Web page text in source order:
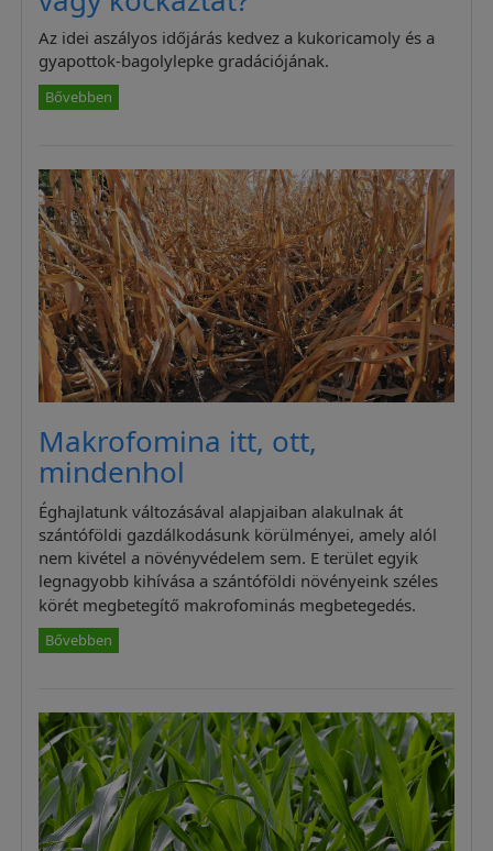
Az idei aszályos időjárás kedvez a kukoricamoly és a
gyapottok-bagolylepke gradációjának.
Bővebben
Makrofomina itt, ott,
mindenhol
Éghajlatunk változásával alapjaiban alakulnak át
szántóföldi gazdálkodásunk körülményei, amely alól
nem kivétel a növényvédelem sem. E terület egyik
legnagyobb kihívása a szántóföldi növényeink széles
körét megbetegítő makrofominás megbetegedés.
Bővebben